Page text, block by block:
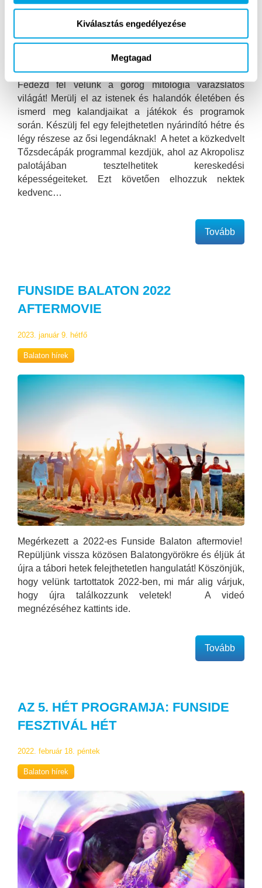
Kiválasztás engedélyezése
Megtagad
Fedezd fel velünk a görög mitológia varázslatos
világát! Merülj el az istenek és halandók életében és
ismerd meg kalandjaikat a játékok és programok
során. Készülj fel egy felejthetetlen nyárindító hétre és
légy részese az ősi legendáknak! A hetet a közkedvelt
Tőzsdecápák programmal kezdjük, ahol az Akropolisz
palotájában tesztelhetitek kereskedési
képességeiteket. Ezt követően elhozzuk nektek
kedvenc…
Tovább
FUNSIDE BALATON 2022
AFTERMOVIE
2023. január 9. hétfő
Balaton hírek
Megérkezett a 2022-es Funside Balaton aftermovie!
Repüljünk vissza közösen Balatongyörökre és éljük át
újra a tábori hetek felejthetetlen hangulatát! Köszönjük,
hogy velünk tartottatok 2022-ben, mi már alig várjuk,
hogy újra találkozzunk veletek! A videó
megnézéséhez kattints ide.
Tovább
AZ 5. HÉT PROGRAMJA: FUNSIDE
FESZTIVÁL HÉT
2022. február 18. péntek
Balaton hírek